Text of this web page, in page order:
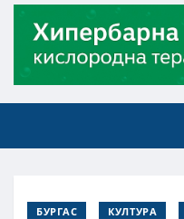
БУРГАС КУЛТУРА